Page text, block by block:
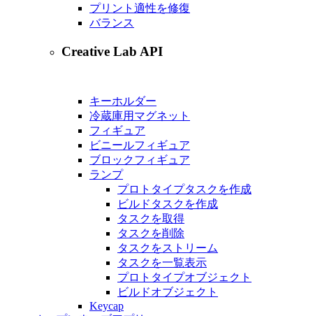
プリント適性を修復
バランス
Creative Lab API
キーホルダー
冷蔵庫用マグネット
フィギュア
ビニールフィギュア
ブロックフィギュア
ランプ
プロトタイプタスクを作成
ビルドタスクを作成
タスクを取得
タスクを削除
タスクをストリーム
タスクを一覧表示
プロトタイプオブジェクト
ビルドオブジェクト
Keycap